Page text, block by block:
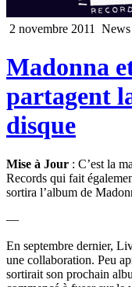
2 novembre 2011 News
Madonna
partagent
disque
Mise à Jour : C’est la
Records qui fait
sortira l’album de
—
En septembre dernier,
une collaboration. Peu
sortirait son prochain